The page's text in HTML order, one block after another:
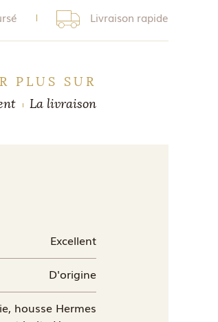
Livraison rapide
PLUS SUR
La livraison
Excellent
D'origine
housse Hermes